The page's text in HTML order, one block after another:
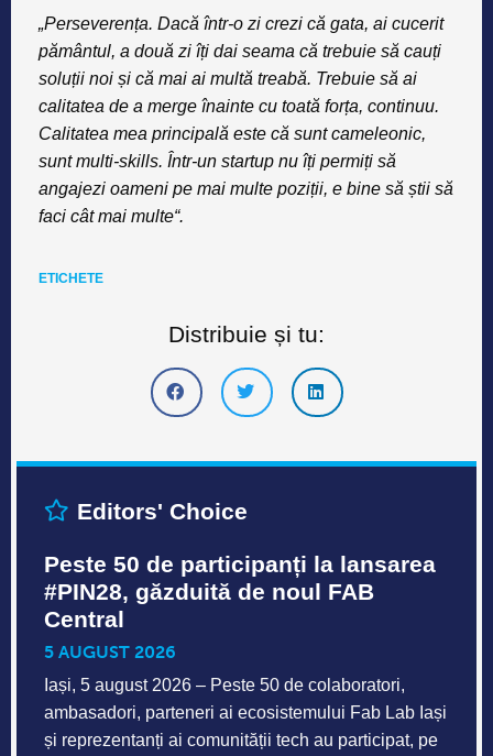
„Perseverența. Dacă într-o zi crezi că gata, ai cucerit
pământul, a două zi îți dai seama că trebuie să cauți
soluții noi și că mai ai multă treabă. Trebuie să ai
calitatea de a merge înainte cu toată forța, continuu.
Calitatea mea principală este că sunt cameleonic,
sunt multi-skills. Într-un startup nu îți permiți să
angajezi oameni pe mai multe poziții, e bine să știi să
faci cât mai multe“.
ETICHETE
Distribuie și tu:
Editors' Choice
Peste 50 de participanți la lansarea
#PIN28, găzduită de noul FAB
Central
5 AUGUST 2026
Iași, 5 august 2026 – Peste 50 de colaboratori,
ambasadori, parteneri ai ecosistemului Fab Lab Iași
și reprezentanți ai comunității tech au participat, pe